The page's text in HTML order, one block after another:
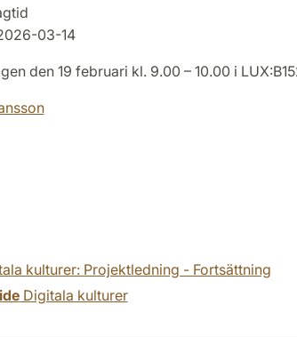
03-14
den 19 februari kl. 9.00 – 10.00 i
kulturer: Projektledning - Fortsättning
Digitala kulturer